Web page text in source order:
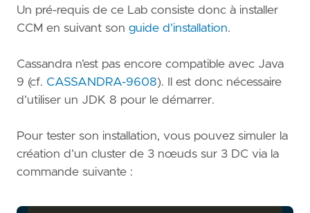
Un pré-requis de ce Lab consiste donc à installer
CCM en suivant son guide d’installation.
Cassandra n’est pas encore compatible avec Java
9 (cf. CASSANDRA-9608). Il est donc nécessaire
d’utiliser un JDK 8 pour le démarrer.
Pour tester son installation, vous pouvez simuler la
création d’un cluster de 3 nœuds sur 3 DC via la
commande suivante :